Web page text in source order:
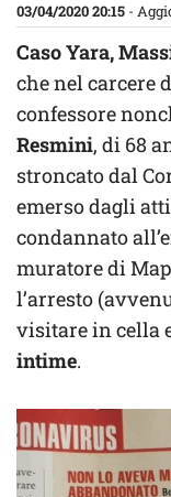
03/04/2020 20:15 -
Caso Yara,
che nel carcere
confessore
Resmini, di 68
stroncato dal
emerso dagli
condannato
muratore di
l’arresto
visitare in cella
intime.